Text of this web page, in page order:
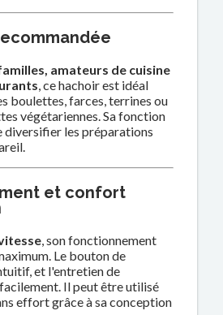
amateurs de cuisine
, ce hachoir est idéal
boulettes, farces, terrines ou
végétariennes. Sa fonction
diversifier les préparations
et confort
, son fonctionnement
Le bouton de
et l'entretien de
Il peut être utilisé
effort grâce à sa conception